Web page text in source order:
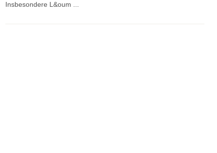
Insbesondere L&oum ...